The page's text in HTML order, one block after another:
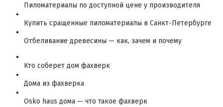
Пиломатериалы по доступной цене у производителя
Купить сращенные пиломатериалы в Санкт-Петербурге
Отбеливание древесины — как, зачем и почему
Кто соберет дом фахверк
Дома из фахверка
Osko haus дома — что такое фахверк